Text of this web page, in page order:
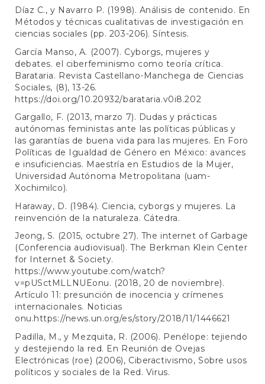
Díaz C., y Navarro P. (1998). Análisis de contenido. En
Métodos y técnicas cualitativas de investigación en
ciencias sociales (pp. 203-206). Síntesis.
García Manso, A. (2007). Cyborgs, mujeres y
debates. el ciberfeminismo como teoría crítica.
Barataria. Revista Castellano-Manchega de Ciencias
Sociales, (8), 13-26.
https://doi.org/10.20932/barataria.v0i8.202
Gargallo, F. (2013, marzo 7). Dudas y prácticas
autónomas feministas ante las políticas públicas y
las garantías de buena vida para las mujeres. En Foro
Políticas de Igualdad de Género en México: avances
e insuficiencias. Maestría en Estudios de la Mujer,
Universidad Autónoma Metropolitana (uam-
Xochimilco).
Haraway, D. (1984). Ciencia, cyborgs y mujeres. La
reinvención de la naturaleza. Cátedra.
Jeong, S. (2015, octubre 27). The internet of Garbage
(Conferencia audiovisual). The Berkman Klein Center
for Internet & Society.
https://www.youtube.com/watch?
v=pUSctMLLNUEonu. (2018, 20 de noviembre).
Artículo 11: presunción de inocencia y crímenes
internacionales. Noticias
onu.https://news.un.org/es/story/2018/11/1446621
Padilla, M., y Mezquita, R. (2006). Penélope: tejiendo
y destejiendo la red. En Reunión de Ovejas
Electrónicas (roe) (2006), Ciberactivismo, Sobre usos
políticos y sociales de la Red. Virus.